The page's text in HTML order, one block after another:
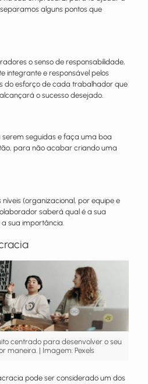
alguns pontos que
o senso de responsabilidade,
integrante e responsável pelos
do esforço de cada trabalhador que
o sucesso desejado.
seguidas e faça uma boa
para não acabar criando uma
(organizacional, por equipe e
saberá qual é a sua
sua importância.
centrado para desenvolver o seu
maneira. | Imagem: Pexels
pode ser considerado um dos